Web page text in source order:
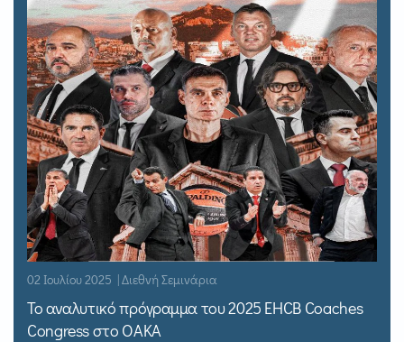
02 Ιουλίου 2025 | Διεθνή Σεμινάρια
Το αναλυτικό πρόγραμμα του 2025 EHCB Coaches
Congress στο ΟΑΚΑ